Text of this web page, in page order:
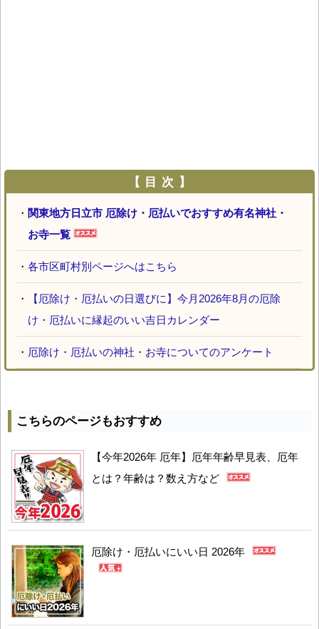
【 目 次 】
・ 関東地方日立市 厄除け・厄払いでおすすめ有名神社・
お寺一覧
・ 各市区町村別ページへはこちら
・
【厄除け・厄払いの日選びに】今月2026年8月の厄除
け・厄払いに縁起のいい吉日カレンダー
・ 厄除け・厄払いの神社・お寺についてのアンケート
こちらのページもおすすめ
【今年2026年 厄年】厄年年齢早見表、厄年
とは？年齢は？数え方など
厄除け・厄払いにいい日 2026年